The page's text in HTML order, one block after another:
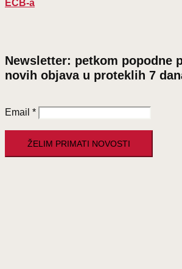
ECB-a
Newsletter: petkom popodne
novih objava u proteklih 7
Email *